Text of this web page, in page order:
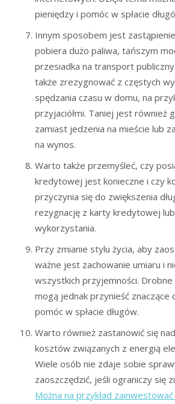
pieniędzy i pomóc w spłacie
Innym sposobem jest
pobiera dużo paliwa, tańszym
przesiadka na transport
także zrezygnować z częstych
spędzania czasu w domu, na
przyjaciółmi. Taniej jest również
zamiast jedzenia na mieście lub
na wynos.
Warto także przemyśleć, czy
kredytowej jest konieczne i czy
przyczynia się do zwiększenia
rezygnację z karty kredytowej
wykorzystania.
Przy zmianie stylu życia, aby
ważne jest zachowanie umiaru i
wszystkich przyjemności.
mogą jednak przynieść znaczące
pomóc w spłacie długów.
Warto również zastanowić się
kosztów związanych z energią
Wiele osób nie zdaje sobie
zaoszczędzić, jeśli ograniczy się
Można na przykład